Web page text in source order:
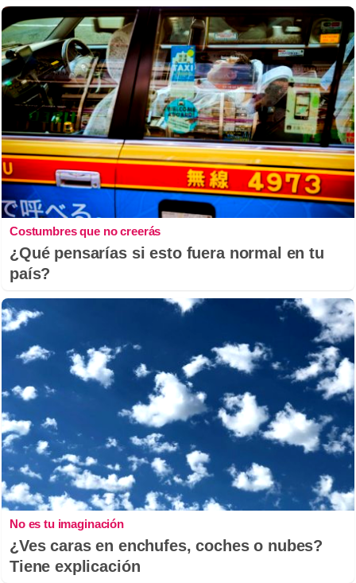
Costumbres que no creerás
¿Qué pensarías si esto fuera normal en tu
país?
No es tu imaginación
¿Ves caras en enchufes, coches o nubes?
Tiene explicación